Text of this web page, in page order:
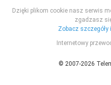
Dzięki plikom cookie nasz serwis
zgadzasz
Zobacz
Internetowy
© 2007-2026